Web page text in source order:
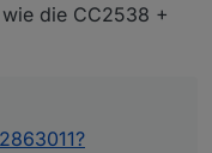
die CC2538 +